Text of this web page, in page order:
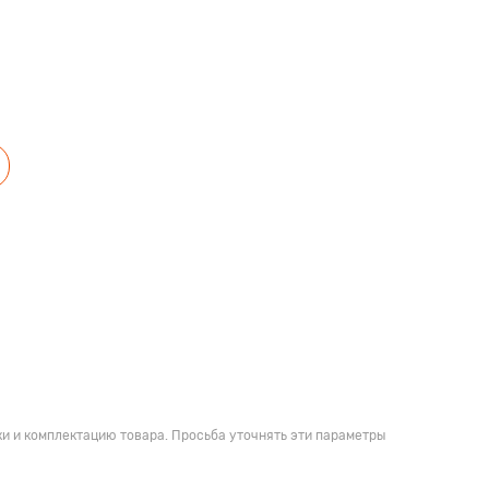
и комплектацию товара. Просьба уточнять эти параметры